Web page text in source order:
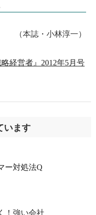
（本誌・小林淳一）
略経営者』2012年5月号
います
ー対処法Q
！強い会社